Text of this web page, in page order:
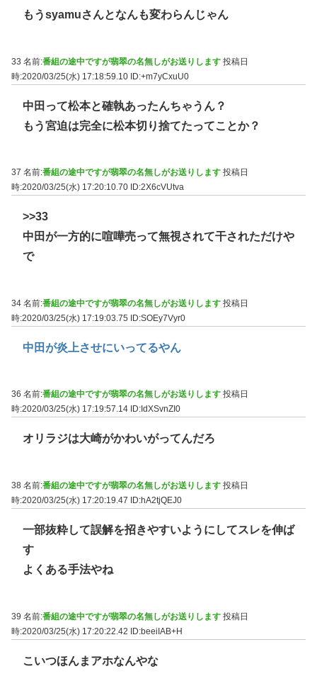
もうsyamuさんとなんも変わらんじゃん
33 名前:番組の途中ですが翡翠の名無しがお送りします 投稿日
時:2020/03/25(水) 17:18:59.10 ID:+m7yCxuU0
中田って松本と確執あったんちゃうん？
もう宮迫は完全に松本切り捨てたってことか？
37 名前:番組の途中ですが翡翠の名無しがお送りします 投稿日
時:2020/03/25(水) 17:20:10.70 ID:2X6cVUtva
>>33
中田が一方的に喧嘩売って無視されて干されただけや
で
34 名前:番組の途中ですが翡翠の名無しがお送りします 投稿日
時:2020/03/25(水) 17:19:03.75 ID:SOEy7Vyr0
中田が炎上させにいってるやん
36 名前:番組の途中ですが翡翠の名無しがお送りします 投稿日
時:2020/03/25(水) 17:19:57.14 ID:IdXSvnZI0
オリラジは大崎がかわいがってんだろ
38 名前:番組の途中ですが翡翠の名無しがお送りします 投稿日
時:2020/03/25(水) 17:20:19.47
ID:hA2tjQEJ0
一部抜粋して誤解を招きやすいようにしてスレを伸ば
す
よくある手法やね
39 名前:番組の途中ですが翡翠の名無しがお送りします 投稿日
時:2020/03/25(水) 17:20:22.42 ID:beeiIAB+H
こいつほんまアホなんやな